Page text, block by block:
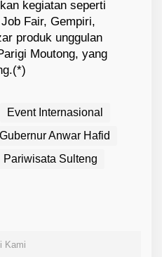
kegiatan seperti
Fair, Gempiri,
produk unggulan
Moutong, yang
Event Internasional
Gubernur Anwar Hafid
Pariwisata Sulteng
Kami